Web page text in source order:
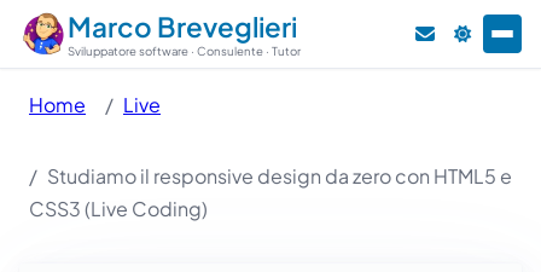
Marco Breveglieri
Sviluppatore software · Consulente · Tutor
Home Live
Studiamo il responsive design da zero con HTML5 e
CSS3 (Live Coding)